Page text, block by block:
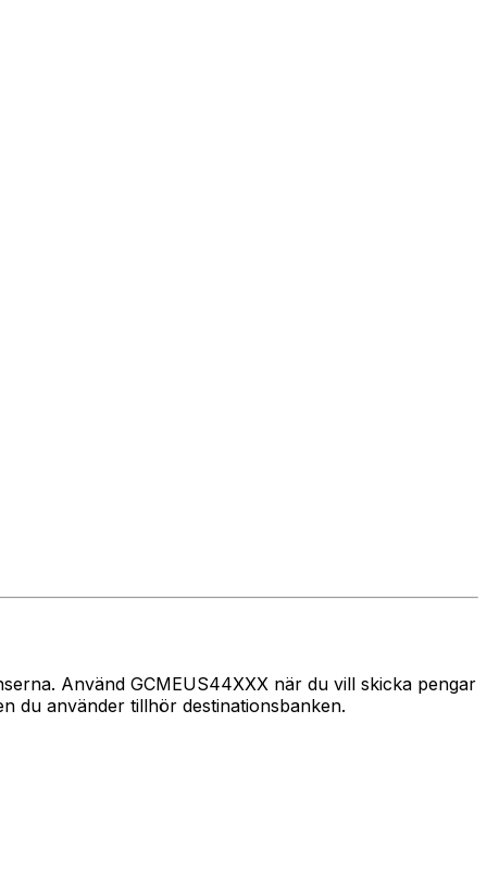
Använd GCMEUS44XXX när du vill skicka pengar
du använder tillhör destinationsbanken.